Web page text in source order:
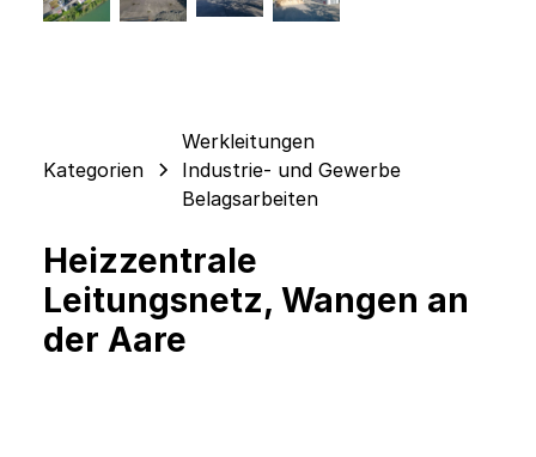
Kategorien
Werkleitungen
Industrie- und Gewerbe
Belagsarbeiten
Heizzentrale
Leitungsnetz, Wangen an
der Aare